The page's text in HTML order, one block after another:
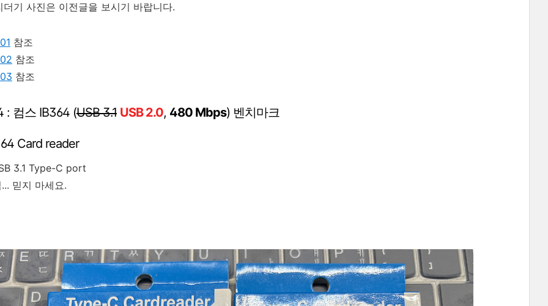
기 사진은 이전글을 보시기 바랍니다.
참조
참조
참조
: 컴스 IB364 (USB 3.1 USB 2.0, 480 Mbps) 벤치마크
Card reader
3.1 Type-C port
믿지 마세요.